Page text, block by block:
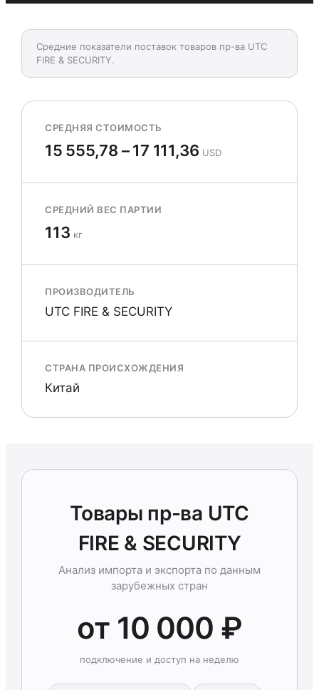
Средние показатели поставок товаров пр-ва UTC
FIRE & SECURITY.
СРЕДНЯЯ СТОИМОСТЬ
15 555,78 – 17 111,36 USD
СРЕДНИЙ ВЕС ПАРТИИ
113 кг
ПРОИЗВОДИТЕЛЬ
UTC FIRE & SECURITY
СТРАНА ПРОИСХОЖДЕНИЯ
Китай
Товары пр-ва UTC
FIRE & SECURITY
Анализ импорта и экспорта по данным
зарубежных стран
от 10 000 ₽
подключение и доступ на неделю